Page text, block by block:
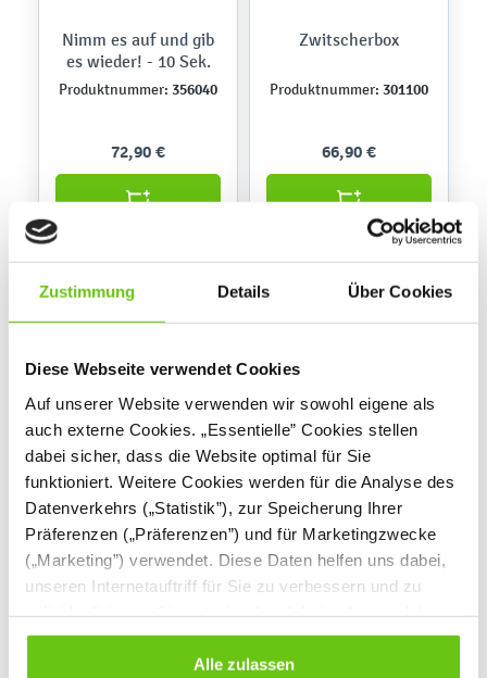
Zustimmung Details Über Cookies
Diese Webseite verwendet Cookies
Auf unserer Website verwenden wir sowohl eigene als
auch externe Cookies. „Essentielle” Cookies stellen
dabei sicher, dass die Website optimal für Sie
funktioniert. Weitere Cookies werden für die Analyse des
Datenverkehrs („Statistik”), zur Speicherung Ihrer
Präferenzen („Präferenzen”) und für Marketingzwecke
(„Marketing”) verwendet. Diese Daten helfen uns dabei,
unseren Internetauftriff für Sie zu verbessern und zu
Cookies Sie erlauben. Verweigern Sie Ihre Zustimmung,
wählen Sie „Alle ablehnen” – in diesem Fall werden nur
Alle zulassen
Nimm es auf und gib
es wieder! - 10 Sek.
Produktnummer: 356040
72,90 €
Zwitscherbox
Produktnummer: 301100
66,90 €
Flüstertelefon -
Headset
Produktnummer: 613001
25,90 €
Flüstertelefon -
Partnerarbeit
Produktnummer: 613002
39,90 €